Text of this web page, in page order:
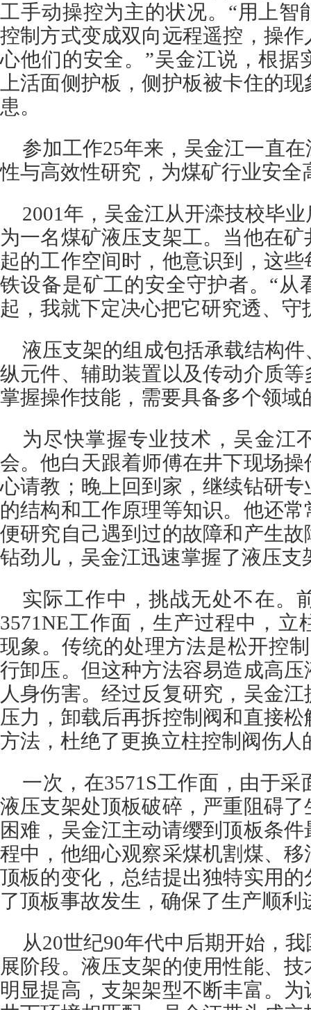
工手动操控为主的状况。“用上智
控制方式变成双向远程遥控，操
心他们的安全。”吴金江说，根据
上活面侧护板，侧护板被卡住的
患。
参加工作25年来，吴金江一直
性与高效性研究，为煤矿行业安全
2001年，吴金江从开滦技校毕
为一名煤矿液压支架工。当他在
起的工作空间时，他意识到，这
铁设备是矿工的安全守护者。“从
起，我就下定决心把它研究透、守
液压支架的组成包括承载结构
纵元件、辅助装置以及传动介质
掌握操作技能，需要具备多个领域
为尽快掌握专业技术，吴金江
会。他白天跟着师傅在井下现场
心请教；晚上回到家，继续钻研
的结构和工作原理等知识。他还
便研究自己遇到过的故障和产生
钻劲儿，吴金江迅速掌握了液压支
实际工作中，挑战无处不在。
3571NE工作面，生产过程中，立
现象。传统的处理方法是松开控
行卸压。但这种方法容易造成高
人身伤害。经过反复研究，吴金
压力，卸载后再拆控制阀和直接
方法，杜绝了更换立柱控制阀伤人
一次，在3571S工作面，由于
液压支架处顶板破碎，严重阻碍
困难，吴金江主动请缨到顶板条
程中，他细心观察采煤机割煤、
顶板的变化，总结提出独特实用
了顶板事故发生，确保了生产顺利
从20世纪90年代中后期开始，
展阶段。液压支架的使用性能、
明显提高，支架架型不断丰富。